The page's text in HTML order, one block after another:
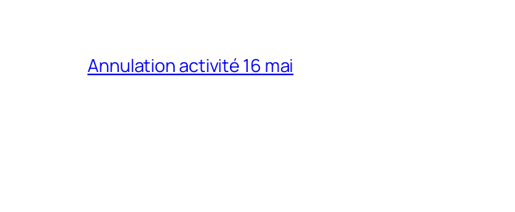
Annulation activité 16 mai